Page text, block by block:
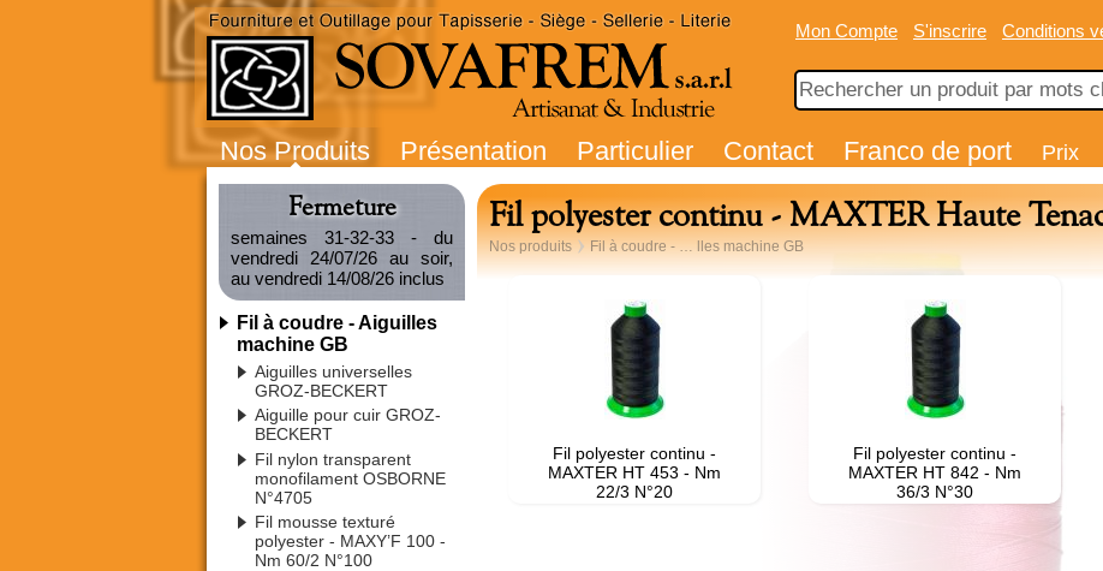
Mon Compte S'inscrire Conditions
Nos Produits Présentation Particulier Contact Franco de port Prix
Fermeture
semaines 31-32-33 - du
vendredi 24/07/26 au soir,
au vendredi 14/08/26 inclus
Fil à coudre - Aiguilles
machine GB
Aiguilles universelles
GROZ-BECKERT
Aiguille pour cuir GROZ-
BECKERT
Fil nylon transparent
monofilament OSBORNE
N°4705
Fil mousse texturé
polyester - MAXY’F 100 -
Nm 60/2 N°100
Fil polyester continu - MAXTER Haute
Nos produits Fil à coudre - … lles machine GB
Fil polyester continu -
MAXTER HT 453 - Nm
22/3 N°20
Fil polyester continu -
MAXTER HT 842 - Nm
36/3 N°30